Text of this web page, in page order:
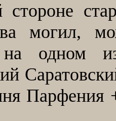
стороне
могил,
на одном
Парфения